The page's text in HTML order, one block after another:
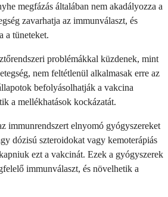
megfázás általában nem akadályozza a
zavarhatja az immunválaszt, és
a tüneteket.
problémákkal küzdenek, mint
nem feltétlenül alkalmasak erre az
befolyásolhatják a vakcina
a mellékhatások kockázatát.
immunrendszert elnyomó gyógyszereket
dózisú szteroidokat vagy kemoterápiás
ezt a vakcinát. Ezek a gyógyszerek
immunválaszt, és növelhetik a